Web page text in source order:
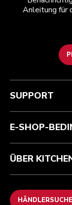
Anleitung für
Kundenservice
Garantie und
Kontaktieren Sie uns.
Rückgaben und
Impressum
ODR
Die Marke
Händlersuche
SUPPORT
E-SHOP-
ÜBER
HÄNDLERSUCHE